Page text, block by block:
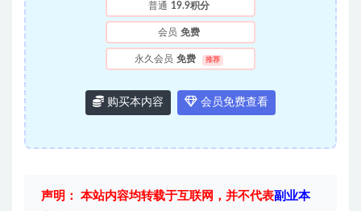
普通 19.9积分
会员 免费
永久会员 免费 推荐
购买本内容 会员免费查看
声明： 本站内容均转载于互联网，并不代表副业本